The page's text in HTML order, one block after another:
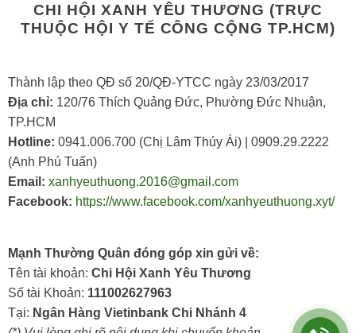
CHI HỘI XANH YÊU THƯƠNG (TRỰC
THUỘC HỘI Y TẾ CÔNG CỘNG TP.HCM)
Thành lập theo QĐ số 20/QĐ-YTCC ngày 23/03/2017
Địa chỉ: 120/76 Thích Quảng Đức, Phường Đức Nhuận,
TP.HCM
Hotline: 0941.006.700 (Chị Lâm Thúy Ái) | 0909.29.2222
(Anh Phú Tuấn)
Email: xanhyeuthuong.2016@gmail.com
Facebook: https://www.facebook.com/xanhyeuthuong.xyt/
Mạnh Thường Quân đóng góp xin gửi về:
Tên tài khoản: Chi Hội Xanh Yêu Thương
Số tài Khoản: 111002627963
Tại: Ngân Hàng Vietinbank Chi Nhánh 4